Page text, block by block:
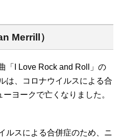
Merrill）
「I Love Rock and Roll」の
は、コロナウイルスによる合
ヨークで亡くなりました。
ルスによる合併症のため、ニ